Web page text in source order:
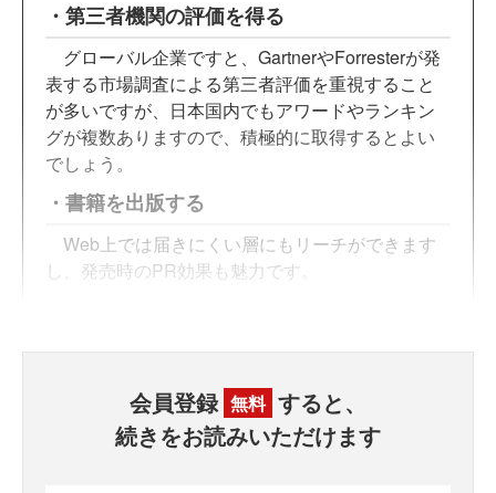
・第三者機関の評価を得る
グローバル企業ですと、GartnerやForresterが発
表する市場調査による第三者評価を重視すること
が多いですが、日本国内でもアワードやランキン
グが複数ありますので、積極的に取得するとよい
でしょう。
・書籍を出版する
Web上では届きにくい層にもリーチができます
し、発売時のPR効果も魅力です。
会員登録 無料 すると、
続きをお読みいただけます